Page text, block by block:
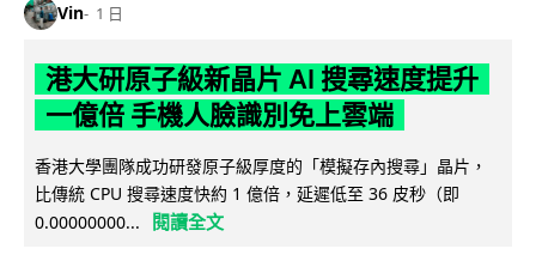
Vin 1 日
港大研原子級新晶片 AI 搜尋速度提升
一億倍 手機人臉識別免上雲端
香港大學團隊成功研發原子級厚度的「模擬存內搜尋」晶片，
比傳統 CPU 搜尋速度快約 1 億倍，延遲低至 36 皮秒（即
0.00000000...
閱讀全文